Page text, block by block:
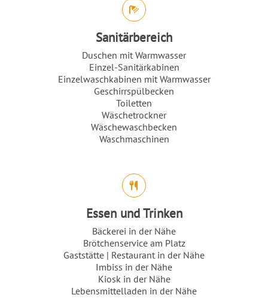
Sanitärbereich
Duschen mit Warmwasser
Einzel-Sanitärkabinen
Einzelwaschkabinen mit Warmwasser
Geschirrspülbecken
Toiletten
Wäschetrockner
Wäschewaschbecken
Waschmaschinen
Essen und Trinken
Bäckerei in der Nähe
Brötchenservice am Platz
Gaststätte | Restaurant in der Nähe
Imbiss in der Nähe
Kiosk in der Nähe
Lebensmittelladen in der Nähe